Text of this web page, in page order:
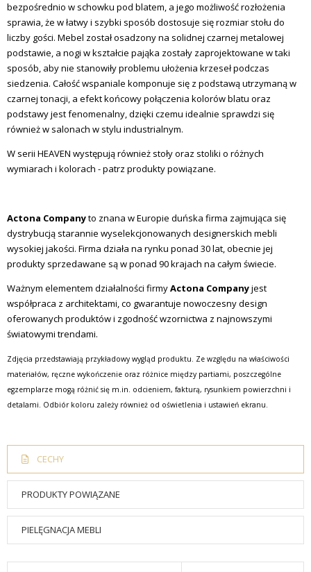
bezpośrednio w schowku pod blatem, a jego możliwość rozłożenia
sprawia, że w łatwy i szybki sposób dostosuje się rozmiar stołu do
liczby gości. Mebel został osadzony na solidnej czarnej metalowej
podstawie, a nogi w kształcie pająka zostały zaprojektowane w taki
sposób, aby nie stanowiły problemu ułożenia krzeseł podczas
siedzenia. Całość wspaniale komponuje się z podstawą utrzymaną w
czarnej tonacji, a efekt końcowy połączenia kolorów blatu oraz
podstawy jest fenomenalny, dzięki czemu idealnie sprawdzi się
również w salonach w stylu industrialnym.
W serii HEAVEN występują również stoły oraz stoliki o różnych
wymiarach i kolorach - patrz produkty powiązane.
Actona Companyto znana w Europie duńska firma zajmująca się
dystrybucją starannie wyselekcjonowanych designerskich mebli
wysokiej jakości. Firma działa na rynku ponad 30 lat, obecnie jej
produkty sprzedawane są w ponad 90 krajach na całym świecie.
Ważnym elementem działalności firmyActona Companyjest
współpraca z architektami, co gwarantuje nowoczesny design
oferowanych produktów i zgodność wzornictwa z najnowszymi
światowymi trendami.
Zdjęcia przedstawiają przykładowy wygląd produktu. Ze względu na właściwości
materiałów, ręczne wykończenie oraz różnice między partiami, poszczególne
egzemplarze mogą różnić się m.in. odcieniem, fakturą, rysunkiem powierzchni i
detalami. Odbiór koloru zależy również od oświetlenia i ustawień ekranu.
CECHY
PRODUKTY POWIĄZANE
PIELĘGNACJA MEBLI